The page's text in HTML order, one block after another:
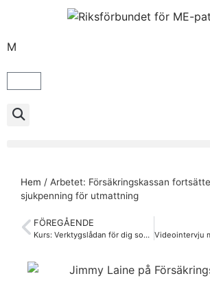
M
Hem / Arbetet: Försäkringskassan
sjukpenning för utmattning
FÖREGÅENDE
Kurs: Verktygslådan för dig som har en elev med ME i din klass – kommande kurstillfällen